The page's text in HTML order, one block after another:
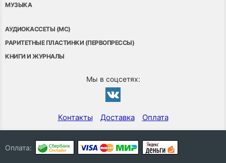
МУЗЫКА
АУДИОКАССЕТЫ (MC)
РАРИТЕТНЫЕ ПЛАСТИНКИ (ПЕРВОПРЕССЫ)
КНИГИ И ЖУРНАЛЫ
Мы в соцсетях:
Контакты Доставка Оплата
Оплата: